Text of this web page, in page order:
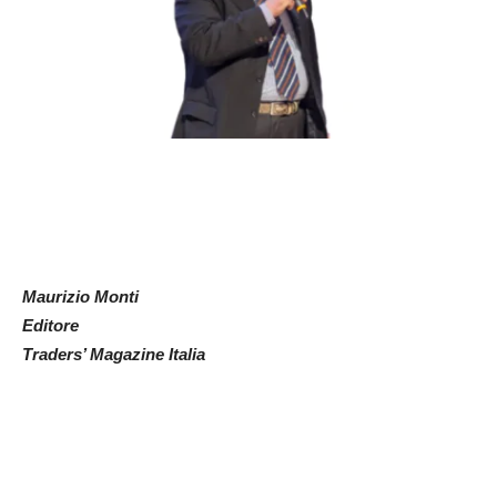
Maurizio Monti
Editore
Traders’ Magazine Italia